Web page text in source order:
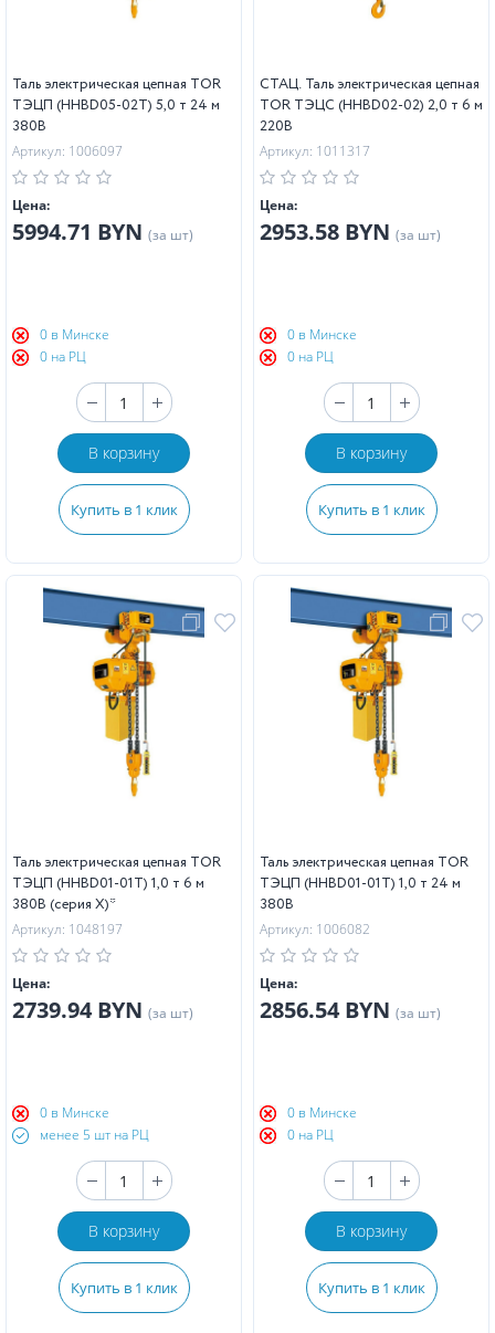
Таль электрическая цепная TOR
ТЭЦП (HHBD05-02T) 5,0 т 24 м
380В
Артикул: 1006097
Цена:
5994.71 BYN (за шт)
0 в Минске
0 на РЦ
В корзину
Купить в 1 клик
СТАЦ. Таль электрическая цепная
TOR ТЭЦС (HHBD02-02) 2,0 т 6 м
220В
Артикул: 1011317
Цена:
2953.58 BYN (за шт)
0 в Минске
0 на РЦ
В корзину
Купить в 1 клик
Таль электрическая цепная TOR
ТЭЦП (HHBD01-01T) 1,0 т 6 м
380В (серия X)*
Артикул: 1048197
Цена:
2739.94 BYN (за шт)
0 в Минске
менее 5 шт на РЦ
В корзину
Купить в 1 клик
Таль электрическая цепная TOR
ТЭЦП (HHBD01-01T) 1,0 т 24 м
380В
Артикул: 1006082
Цена:
2856.54 BYN (за шт)
0 в Минске
0 на РЦ
В корзину
Купить в 1 клик